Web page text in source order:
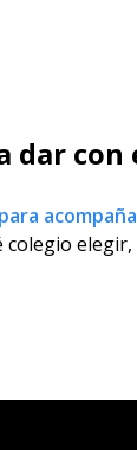
dar